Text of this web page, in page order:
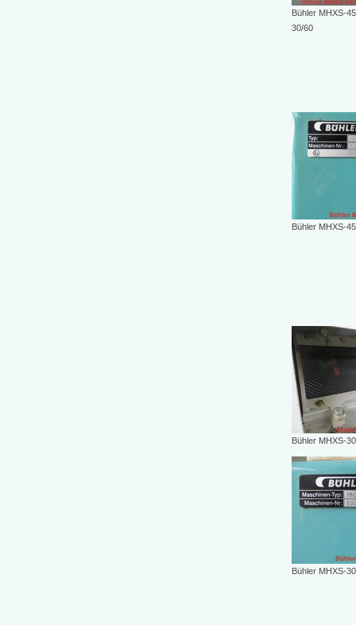
Bühler MHXS-
30/60
Bühler MHXS-
Bühler MHXS-
Bühler MHXS-